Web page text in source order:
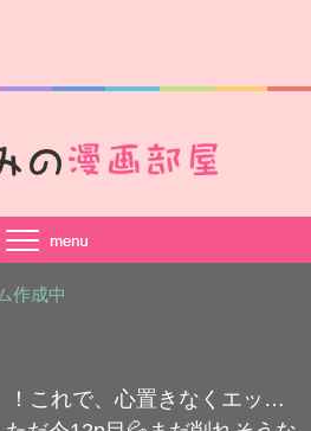
作成中
！これで、心置きなくエッ…